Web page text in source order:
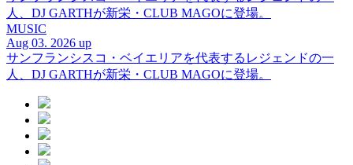
人、DJ GARTHが新栄・CLUB MAGOに登場。
MUSIC
Aug 03. 2026 up
サンフランシスコ・ベイエリアを代表するレジェンドの一
人、DJ GARTHが新栄・CLUB MAGOに登場。